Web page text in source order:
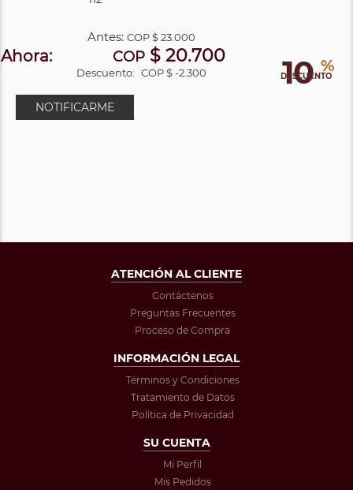
10 %
DESCUENTO
Antes: COP$ 23.000
Ahora: COP$ 20.700
Descuento: COP $ -2.300
NOTIFICARME
ATENCIÓN AL CLIENTE
Contáctenos
Preguntas Frecuentes
Proceso de Compra
INFORMACIÓN LEGAL
Términos y Condiciones
Tratamiento de Datos
Política de Privacidad
SU CUENTA
Mi Perfil
Mis Pedidos